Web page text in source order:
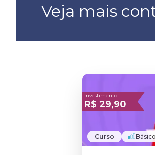
Veja mais
Investimento
R$ 29,90
Curso Básico